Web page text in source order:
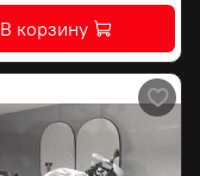
В корзину